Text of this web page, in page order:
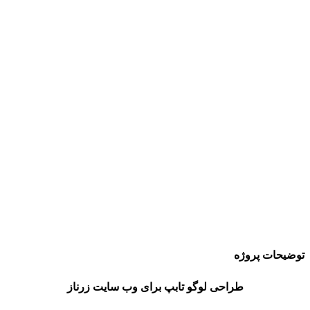
توضیحات پروژه
طراحی لوگو تابپ برای وب سایت زرناز